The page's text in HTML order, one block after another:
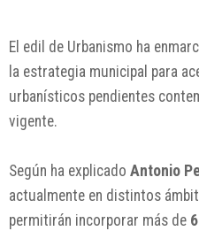
El edil de Urbanismo ha
la estrategia municipal para
urbanísticos pendientes
vigente.
Según ha explicado Antonio
actualmente en distintos
permitirán incorporar más de